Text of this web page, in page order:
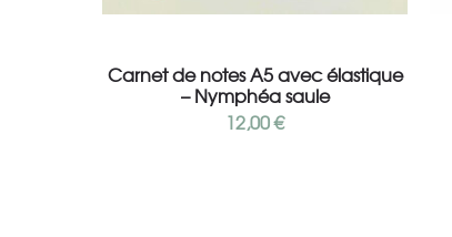
Carnet de notes A5 avec élastique
– Nymphéa saule
12,00€